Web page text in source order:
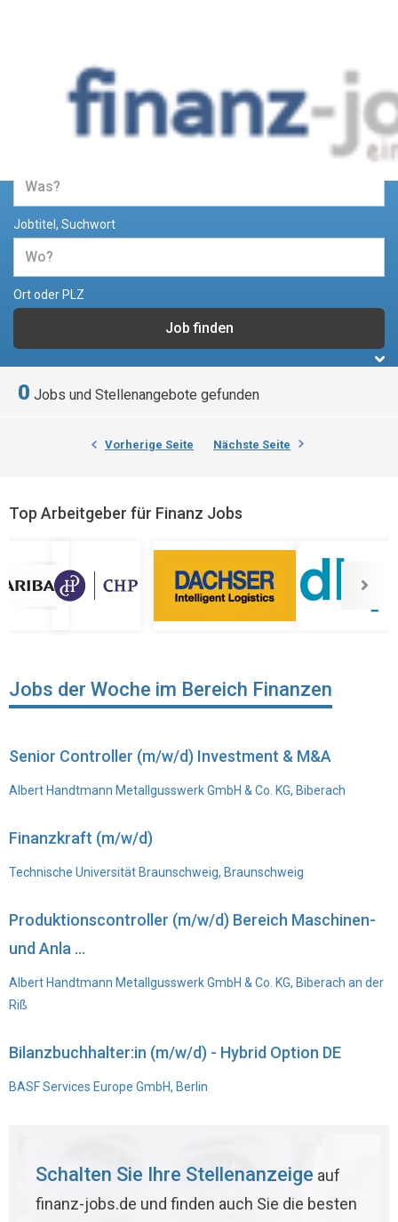
Jobs und Stellenangebote im
Bereich Finanzen
Jobtitel, Suchwort
Ort oder PLZ
0 Jobs und Stellenangebote gefunden
Vorherige Seite Nächste Seite
Top Arbeitgeber für Finanz Jobs
Jobs der Woche im Bereich Finanzen
Senior Controller (m/w/d) Investment & M&A
Albert Handtmann Metallgusswerk GmbH & Co. KG, Biberach
Finanzkraft (m/w/d)
Technische Universität Braunschweig, Braunschweig
Produktionscontroller (m/w/d) Bereich Maschinen-
und Anla ...
Albert Handtmann Metallgusswerk GmbH & Co. KG, Biberach an der
Riß
Bilanzbuchhalter:in (m/w/d) - Hybrid Option DE
BASF Services Europe GmbH, Berlin
Schalten Sie Ihre Stellenanzeige auf
finanz-jobs.de und finden auch Sie die besten